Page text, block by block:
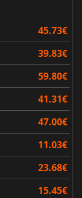
45.73€
39.83€
59.80€
41.31€
47.00€
11.03€
23.68€
15.45€